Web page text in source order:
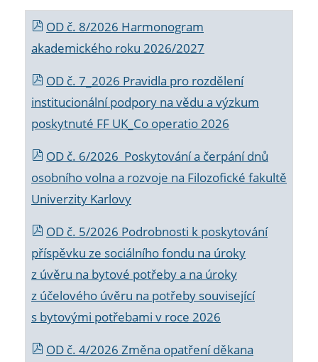
OD č. 8/2026 Harmonogram
akademického roku 2026/2027
OD č. 7_2026 Pravidla pro rozdělení
institucionální podpory na vědu a výzkum
poskytnuté FF UK_Co operatio 2026
OD č. 6/2026 Poskytování a čerpání dnů
osobního volna a rozvoje na Filozofické fakultě
Univerzity Karlovy
OD č. 5/2026 Podrobnosti k poskytování
příspěvku ze sociálního fondu na úroky
z úvěru na bytové potřeby a na úroky
z účelového úvěru na potřeby související
s bytovými potřebami v roce 2026
OD č. 4/2026 Změna opatření děkana